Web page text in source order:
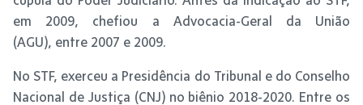
em 2009, chefiou a Advocacia-Geral da União
(AGU), entre 2007 e 2009.
No STF, exerceu a Presidência do Tribunal e do Conselho
Nacional de Justiça (CNJ) no biênio 2018-2020. Entre os